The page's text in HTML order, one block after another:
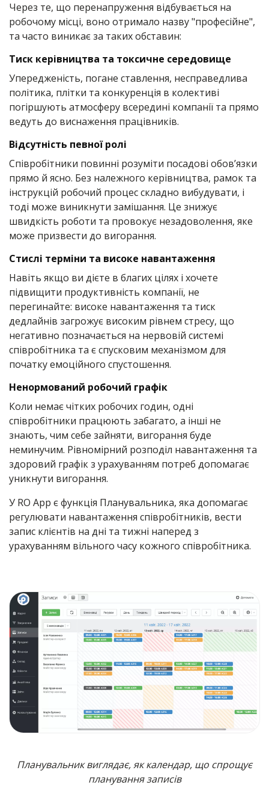
Через те, що перенапруження відбувається на
робочому місці, воно отримало назву "професійне",
та часто виникає за таких обставин:
Тиск керівництва та токсичне середовище
Упередженість, погане ставлення, несправедлива
політика, плітки та конкуренція в колективі
погіршують атмосферу всередині компанії та прямо
ведуть до виснаження працівників.
Відсутність певної ролі
Співробітники повинні розуміти посадові обов’язки
прямо й ясно. Без належного керівництва, рамок та
інструкцій робочий процес складно вибудувати, і
тоді може виникнути замішання. Це знижує
швидкість роботи та провокує незадоволення, яке
може призвести до вигорання.
Стислі терміни та високе навантаження
Навіть якщо ви дієте в благих цілях і хочете
підвищити продуктивність компанії, не
перегинайте: високе навантаження та тиск
дедлайнів загрожує високим рівнем стресу, що
негативно позначається на нервовій системі
співробітника та є спусковим механізмом для
початку емоційного спустошення.
Ненормований робочий графік
Коли немає чітких робочих годин, одні
співробітники працюють забагато, а інші не
знають, чим себе зайняти, вигорання буде
неминучим. Рівномірний розподіл навантаження та
здоровий графік з урахуванням потреб допомагає
уникнути вигорання.
У RO App є функція Планувальника, яка допомагає
регулювати навантаження співробітників, вести
запис клієнтів на дні та тижні наперед з
урахуванням вільного часу кожного співробітника.
Планувальник виглядає, як календар, що спрощує
планування записів